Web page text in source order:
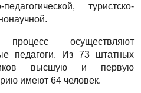
туристско-
процесс осуществляют
педагоги. Из 73 штатных
высшую и первую
имеют 64 человек.